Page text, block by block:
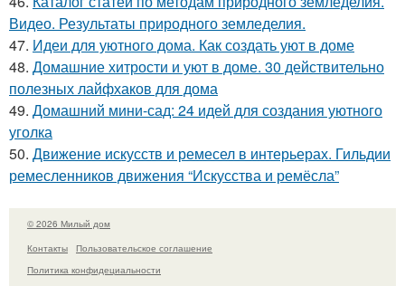
Видео. Результаты природного земледелия.
47. Идеи для уютного дома. Как создать уют в доме
48. Домашние хитрости и уют в доме. 30 действительно
полезных лайфхаков для дома
49. Домашний мини-сад: 24 идей для создания уютного
уголка
50. Движение искусств и ремесел в интерьерах. Гильдии
ремесленников движения “Искусства и ремёсла”
© 2026 Милый дом
Контакты
Пользовательское соглашение
Политика конфидециальности